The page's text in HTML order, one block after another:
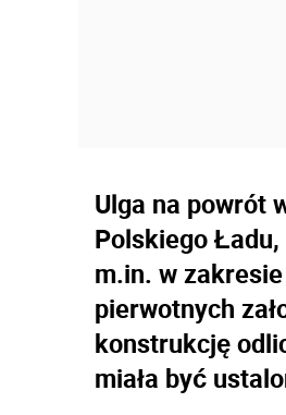
Ulga na powrót
Polskiego
m.in. w
pierwotnych
konstrukcję
miała być